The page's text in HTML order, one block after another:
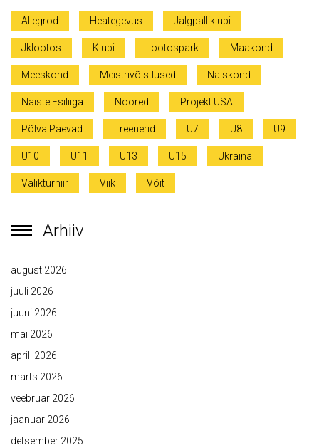
Allegrod Heategevus Jalgpalliklubi
Jklootos Klubi Lootospark Maakond
Meeskond Meistrivõistlused Naiskond
Naiste Esiliiga Noored Projekt USA
Põlva Päevad Treenerid U7 U8 U9
U10 U11 U13 U15 Ukraina
Valikturniir Viik Võit
Arhiiv
august 2026
juuli 2026
juuni 2026
mai 2026
aprill 2026
märts 2026
veebruar 2026
jaanuar 2026
detsember 2025